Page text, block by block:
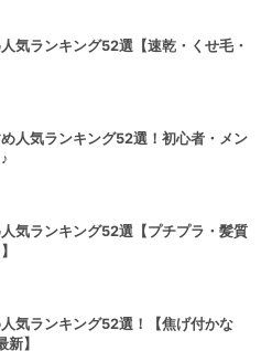
気ランキング52選【速乾・くせ毛・
人気ランキング52選！初心者・メン
気ランキング52選【プチプラ・髪質
気ランキング52選！【焦げ付かな
】